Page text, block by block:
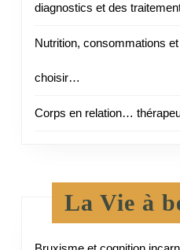
diagnostics et des
Nutrition, consommations
choisir…
Corps en relation…
La Vie à